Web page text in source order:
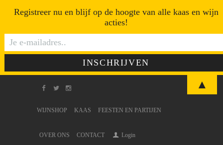
WIJNSHOP KAAS FEESTEN EN PARTIJEN
OVER ONS CONTACT Login
Registreer nu en blijf op de hoogte van alle kaas en wijn
acties!
▲